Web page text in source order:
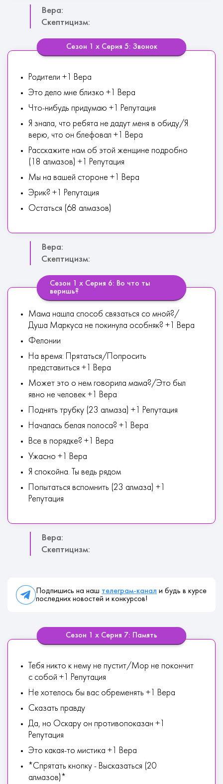
Вера:
Скептицизм:
Сезон 1 х Серия 5: Звонок
Родители +1 Вера
Это дело мне близко +1 Вера
Что-нибудь придумаю +1 Репутация
Я знала, что ребята не дадут меня в обиду/Я
верю, что он блефовал +1 Вера
Расскажите нам об этой женщине подробно
(18 алмазов) +1 Репутация
Мы на вашей стороне +1 Вера
Эрик? +1 Репутация
Остаться (68 алмазов)
Вера:
Скептицизм:
Сезон 1 х Серия 6: Во что ты
веришь?
Мама нашла способ связаться со мной?/
Душа Маркуса не покинула особняк? +1 Вера
Фелонии
На время: Прятаться/Попросить
представиться +1 Вера
Может это о нем говорила мама?/Это был
явно не человек +1 Вера
Поднять трубку (23 алмаза) +1 Репутация
Началась белая полоса? +1 Вера
Все в порядке? +1 Вера
Ужасно +1 Вера
Я спокойна. Ты ведь рядом
Попытаться вспомнить (23 алмаза) +1
Репутация
Вера:
Скептицизм:
Подпишись на наш телеграм-канал и будь в курсе
последних новостей и конкурсов!
Сезон 1 х Серия 7: Память
Тебя никто к нему не пустит/Мор не покончит
с собой +1 Репутация
Не хотелось бы вас обременять +1 Вера
Сказать правду
Да, но Оскару он противопоказан +1
Репутация
Это какая-то мистика +1 Вера
*Спрятать кнопку - Высказаться (20
алмазов)*